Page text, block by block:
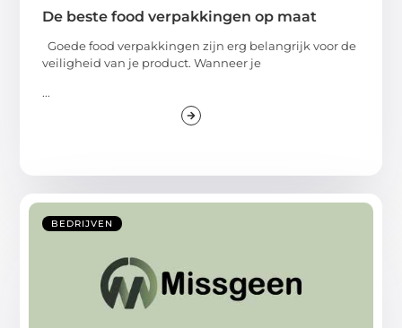
De beste food verpakkingen op maat
Goede food verpakkingen zijn erg belangrijk voor de
veiligheid van je product. Wanneer je
...
BEDRIJVEN